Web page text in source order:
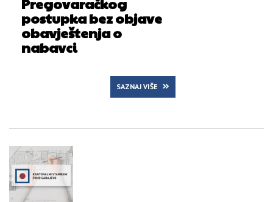
Pregovaračkog
postupka bez objave
obavještenja o
nabavci
SAZNAJ VIŠE